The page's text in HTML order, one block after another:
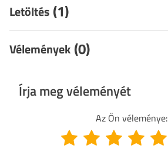
Letöltés (1)
Vélemények (0)
Írja meg véleményét
Az Ön véleménye: